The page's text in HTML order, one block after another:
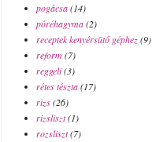
pogácsa(14)
póréhagyma(2)
receptek kenyérsütő géphez(9)
reform(7)
reggeli(3)
rétes tészta(17)
rizs(26)
rizsliszt(1)
rozsliszt(7)